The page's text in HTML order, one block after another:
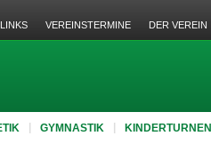
GYMNASTIK KINDERTURNEN
LINKS VEREINSTERMINE DER VEREIN